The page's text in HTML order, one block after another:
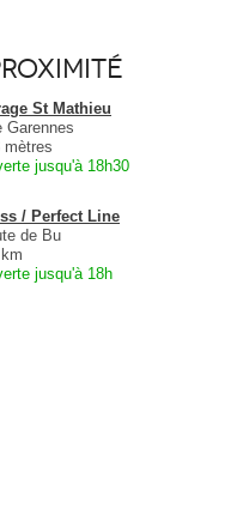
St Mathieu
Garennes
mètres
jusqu'à 18h30
/ Perfect Line
de Bu
jusqu'à 18h